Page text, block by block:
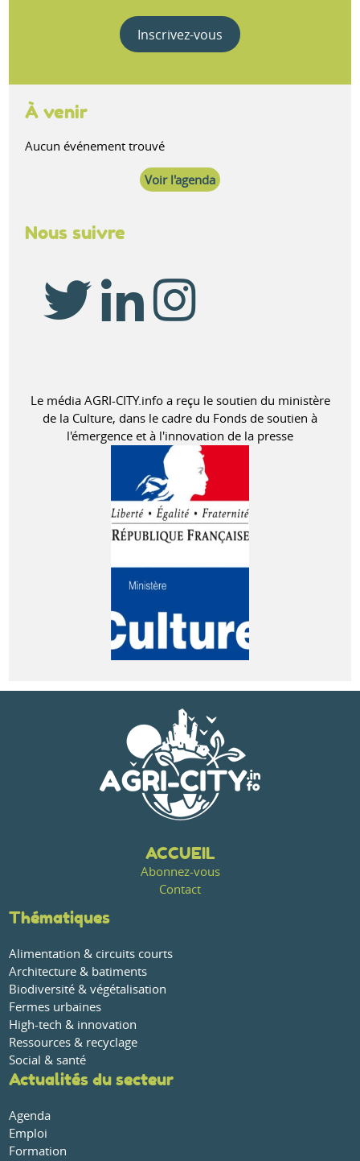
Inscrivez-vous
À venir
Aucun événement trouvé
Voir l'agenda
Nous suivre
Le média AGRI-CITY.info a reçu le soutien du ministère
de la Culture, dans le cadre du Fonds de soutien à
l'émergence et à l'innovation de la presse
ACCUEIL
Abonnez-vous
Contact
Thématiques
Alimentation & circuits courts
Architecture & batiments
Biodiversité & végétalisation
Fermes urbaines
High-tech & innovation
Ressources & recyclage
Social & santé
Actualités du secteur
Agenda
Emploi
Formation